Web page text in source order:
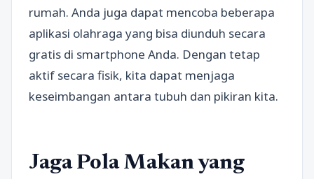
rumah. Anda juga dapat mencoba beberapa
aplikasi olahraga yang bisa diunduh secara
gratis di smartphone Anda. Dengan tetap
aktif secara fisik, kita dapat menjaga
keseimbangan antara tubuh dan pikiran kita.
Jaga Pola Makan yang